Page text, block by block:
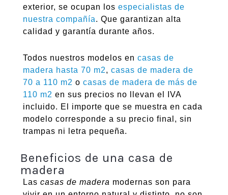
exterior, se ocupan los especialistas de
nuestra compañía. Que garantizan alta
calidad y garantía durante años.
Todos nuestros modelos en casas de
madera hasta 70 m2, casas de madera de
70 a 110 m2 o casas de madera de más de
110 m2 en sus precios no llevan el IVA
incluido. El importe que se muestra en cada
modelo corresponde a su precio final, sin
trampas ni letra pequeña.
Beneficios de una casa de
madera
Las casas de madera modernas son para